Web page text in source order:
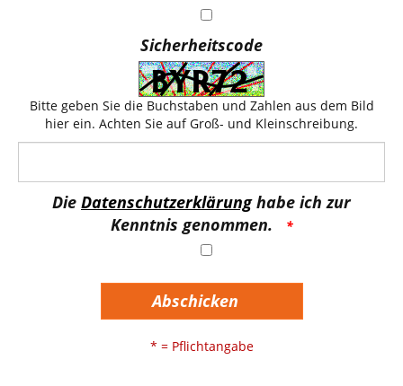
Sicherheitscode
Bitte geben Sie die Buchstaben und Zahlen aus dem Bild
hier ein. Achten Sie auf Groß- und Kleinschreibung.
Die Datenschutzerklärunghabe ich zur
Kenntnis genommen.
Abschicken
* = Pflichtangabe